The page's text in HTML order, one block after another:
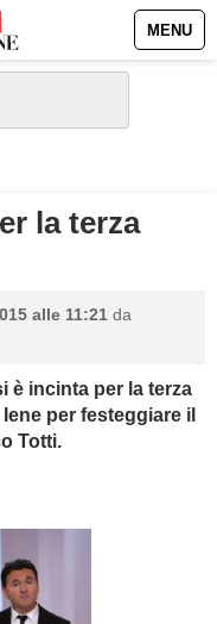
MENU
la terza
alle 11:21 da
è incinta per la terza
per festeggiare il
Totti.